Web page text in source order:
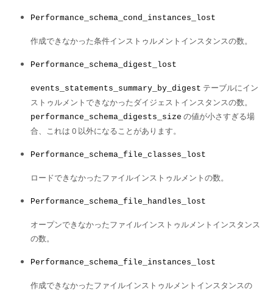
Performance_schema_cond_instances_lost
作成できなかった条件インストゥルメントインスタンスの数。
Performance_schema_digest_lost
events_statements_summary_by_digest テーブルにイン
ストゥルメントできなかったダイジェストインスタンスの数。
performance_schema_digests_size の値が小さすぎる場
合、これは 0 以外になることがあります。
Performance_schema_file_classes_lost
ロードできなかったファイルインストゥルメントの数。
Performance_schema_file_handles_lost
オープンできなかったファイルインストゥルメントインスタンス
の数。
Performance_schema_file_instances_lost
作成できなかったファイルインストゥルメントインスタンスの